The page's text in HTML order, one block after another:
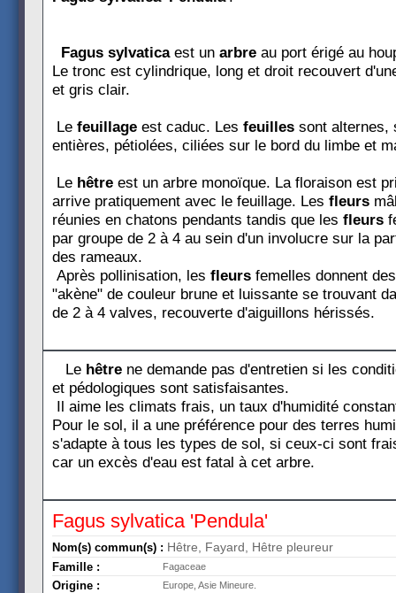
Fagus sylvaticaest un arbre au port érigé au
Le tronc est cylindrique, long et droit recouvert
et gris clair.
Le feuillage est caduc. Les feuilles sont alternes,
entières, pétiolées, ciliées sur le bord du limbe et
Le hêtre est un arbre monoïque. La floraison est
arrive pratiquement avec le feuillage. Les fleurs
réunies en chatons pendants tandis que les fleurs
par groupe de 2 à 4 au sein d'un involucre sur la
des rameaux.
Après pollinisation, les fleurs femelles donnent
"akène" de couleur brune et luissante se trouvant
de 2 à 4 valves, recouverte d'aiguillons hérissés.
Le hêtre ne demande pas d'entretien si les
et pédologiques sont satisfaisantes.
Il aime les climats frais, un taux d'humidité
Pour le sol, il a une préférence pour des terres
s'adapte à tous les types de sol, si ceux-ci sont
car un excès d'eau est fatal à cet arbre.
Fagus sylvatica 'Pendula'
Nom(s) commun(s) : Hêtre, Fayard, Hêtre pleureur
Famille : Fagaceae
Origine : Europe, Asie Mineure.